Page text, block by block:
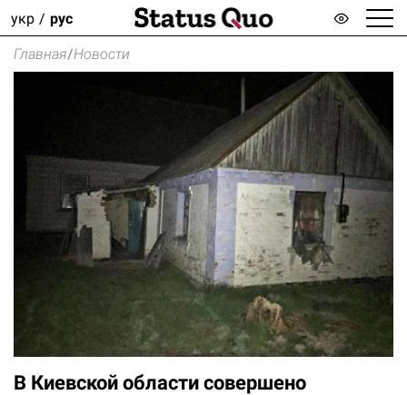
укр рус
Главная/Новости
В Киевской области совершено